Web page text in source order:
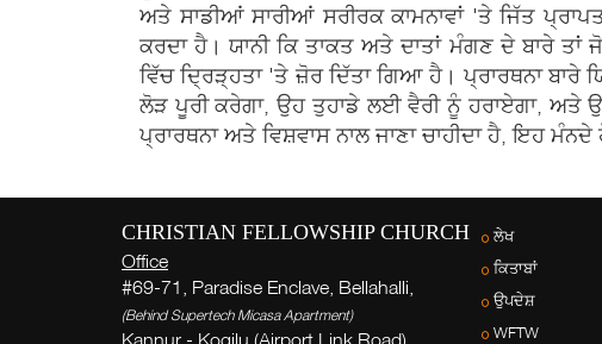
ਅਤੇ ਸਾਡੀਆਂ ਸਾਰੀਆਂ ਸਰੀਰਕ ਕਾਮਨਾਵਾਂ 'ਤੇ ਜਿੱਤ
ਕਰਦਾ ਹੈ। ਯਾਨੀ ਕਿ ਤਾਕਤ ਅਤੇ ਦਾਤਾਂ ਮੰਗਣ ਦੇ ਬਾਰੇ
ਵਿੱਚ ਦ੍ਰਿੜ੍ਹਤਾ 'ਤੇ ਜ਼ੋਰ ਦਿੱਤਾ ਗਿਆ ਹੈ। ਪ੍ਰਾਰਥਨਾ ਬਾਰੇ
ਲੋੜ ਪੂਰੀ ਕਰੇਗਾ, ਉਹ ਤੁਹਾਡੇ ਲਈ ਵੈਰੀ ਨੂੰ ਹਰਾਏਗਾ,
ਪ੍ਰਾਰਥਨਾ ਅਤੇ ਵਿਸ਼ਵਾਸ ਨਾਲ ਜਾਣਾ ਚਾਹੀਦਾ ਹੈ, ਇਹ
CHRISTIAN FELLOWSHIP CHURCH
Office
#69-71, Paradise Enclave, Bellahalli,
(Behind Supertech Micasa Apartment)
Kannur - Kogilu (Airport Link Road),
ਲੇਖ
ਕਿਤਾਬਾਂ
ਉਪਦੇਸ਼
WFTW